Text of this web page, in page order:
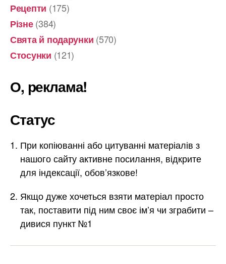
Рецепти (175)
Різне(384)
Свята й подарунки (570)
Стосунки (121)
О, реклама!
Статус
При копіюванні або цитуванні матеріалів з
нашого сайту активне посилання, відкрите
для індексації, обов’язкове!
Якщо дуже хочеться взяти матеріал просто
так, поставити під ним своє ім’я чи зграбити –
дивися пункт №1